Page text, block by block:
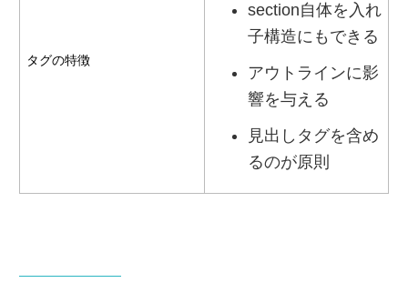
タグの特徴
section自体を入れ
子構造にもできる
アウトラインに影
響を与える
見出しタグを含め
るのが原則